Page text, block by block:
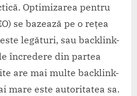
Optimizarea pentru
se bazează pe o rețea
legături, sau backlink-
încredere din partea
are mai multe backlink-
mare este autoritatea sa.